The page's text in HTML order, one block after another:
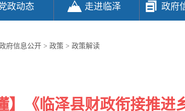
政动态 走进临泽 政府
府信息公开 > 政策 > 政策解读
】《临泽县财政衔接推进